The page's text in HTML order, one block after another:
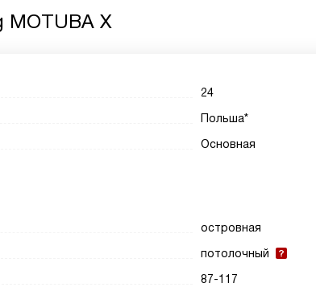
MOTUBA X
24
Польша*
Основная
островная
потолочный
87-117